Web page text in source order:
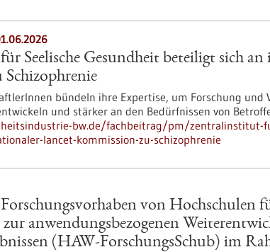
Seelische Gesundheit beteiligt sich
bündeln ihre Expertise, um Forschung und
und stärker an den Bedürfnissen von
bw.de/fachbeitrag/pm/zentralinstitut-
lancet-kommission-zu-schizophrenie
von Hochschulen
zur anwendungsbezogenen
(HAW-ForschungsSchub) im